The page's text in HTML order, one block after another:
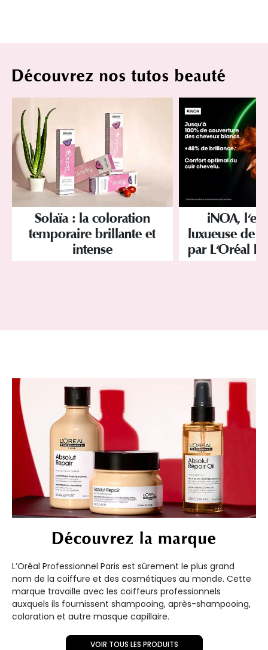
Découvrez nos tutos beauté
Solaïa : la coloration
temporaire brillante et
intense
iNOA,
luxueuse de
par L'Oréal
Découvrez la marque
L’Oréal Professionnel Paris est sûrement le plus grand
nom de la coiffure et des cosmétiques au monde. Cette
marque travaille avec les coiffeurs professionnels
auxquels ils fournissent shampooing, après-shampooing,
coloration et autre masque capillaire.
VOIR TOUS LES PRODUITS